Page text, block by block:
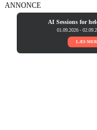
ANNONCE
AI Sessions for
01.09.2026 -
LÆS